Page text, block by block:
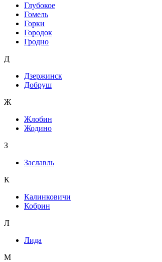
Глубокое
Гомель
Горки
Городок
Гродно
Д
Дзержинск
Добруш
Ж
Жлобин
Жодино
З
Заславль
К
Калинковичи
Кобрин
Л
Лида
М